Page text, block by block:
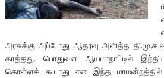
அரசுக்கு அப்போது ஆதரவு அளித்த
காத்தது. பொதுவள ஆயமாநாட்டில்
கொள்ளக் கூடாது என இந்த மாமன்றத்தில்